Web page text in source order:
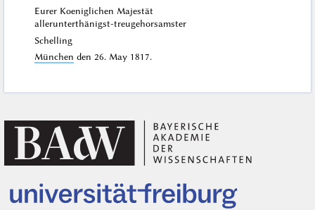
Eurer Koeniglichen Majestät
allerunterthänigst-treugehorsamster
Schelling
München den26. May 1817.